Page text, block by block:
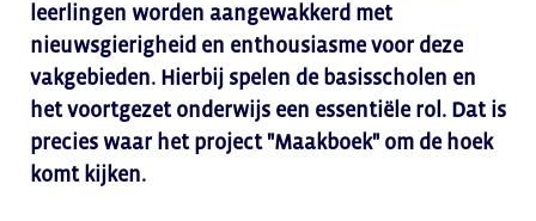
leerlingen worden aangewakkerd met
nieuwsgierigheid en enthousiasme voor deze
vakgebieden. Hierbij spelen de basisscholen en
het voortgezet onderwijs een essentiële rol. Dat is
precies waar het project "Maakboek" om de hoek
komt kijken.